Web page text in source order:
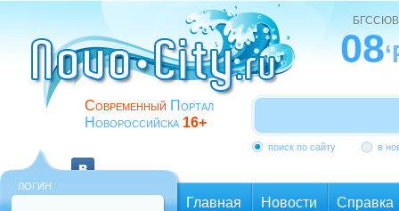
Современный Портал
Новороссийска 16+
08
поиск по сайту в
ЛОГИН
Главная Новости Справка